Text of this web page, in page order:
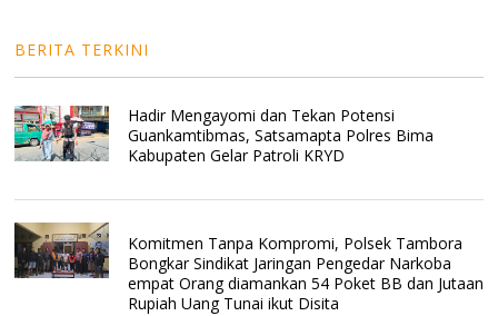
BERITA TERKINI
Hadir Mengayomi dan Tekan Potensi
Guankamtibmas, Satsamapta Polres Bima
Kabupaten Gelar Patroli KRYD
Komitmen Tanpa Kompromi, Polsek Tambora
Bongkar Sindikat Jaringan Pengedar Narkoba
empat Orang diamankan 54 Poket BB dan Jutaan
Rupiah Uang Tunai ikut Disita